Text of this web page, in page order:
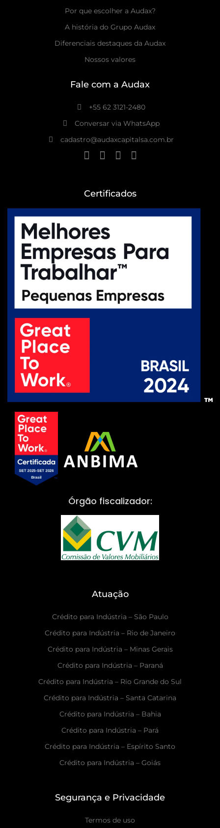
Por que escolher a Audax?
A história do Grupo Audax
Diferenciais destaques da Audax
Nossos valores
Fale com a Audax
+55 62 3121-2480
Conversar via WhatsApp
cadastro@audaxcapitalsa.com.br
Certificados
Órgão fiscalizador:
Atuação
Crédito para Indústria – São Paulo
Crédito para Indústria – Rio de Janeiro
Crédito para Indústria – Minas Gerais
Crédito para Indústria – Paraná
Crédito para Indústria – Rio Grande do Sul
Crédito para Indústria – Santa Catarina
Crédito para Indústria – Bahia
Crédito para Indústria – Pará
Crédito para Indústria – Espírito Santo
Crédito para Indústria – Goiás
Segurança e Privacidade
Termos de uso